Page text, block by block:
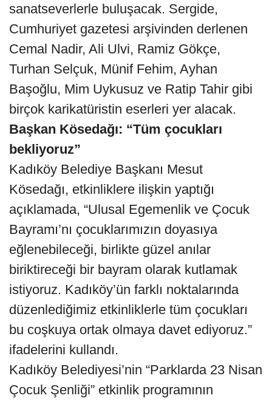
sanatseverlerle buluşacak. Sergide,
Cumhuriyet gazetesi arşivinden derlenen
Cemal Nadir, Ali Ulvi, Ramiz Gökçe,
Turhan Selçuk, Münif Fehim, Ayhan
Başoğlu, Mim Uykusuz ve Ratip Tahir gibi
birçok karikatüristin eserleri yer alacak.
Başkan Kösedağı: “Tüm çocukları
bekliyoruz”
Kadıköy Belediye Başkanı Mesut
Kösedağı, etkinliklere ilişkin yaptığı
açıklamada, “Ulusal Egemenlik ve Çocuk
Bayramı’nı çocuklarımızın doyasıya
eğlenebileceği, birlikte güzel anılar
biriktireceği bir bayram olarak kutlamak
istiyoruz. Kadıköy’ün farklı noktalarında
düzenlediğimiz etkinliklerle tüm çocukları
bu coşkuya ortak olmaya davet ediyoruz.”
ifadelerini kullandı.
Kadıköy Belediyesi’nin “Parklarda 23 Nisan
Çocuk Şenliği” etkinlik programının